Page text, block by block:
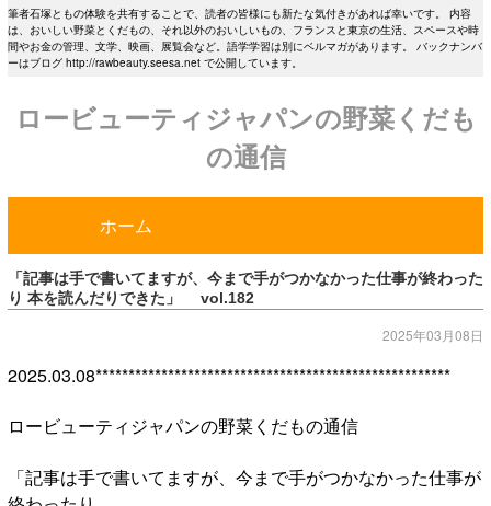
筆者石塚ともの体験を共有することで、読者の皆様にも新たな気付きがあれば幸いです。 内容
は、おいしい野菜とくだもの、それ以外のおいしいもの、フランスと東京の生活、スペースや時
間やお金の管理、文学、映画、展覧会など。語学学習は別にベルマガがあります。 バックナンバ
ーはブログ http://rawbeauty.seesa.net で公開しています。
ロービューティジャパンの野菜くだも
の通信
ホーム
「記事は手で書いてますが、今まで手がつかなかった仕事が終わった
り 本を読んだりできた」 vol.182
2025年03月08日
2025.03.08******************************************************
ロービューティジャパンの野菜くだもの通信
「記事は手で書いてますが、今まで手がつかなかった仕事が